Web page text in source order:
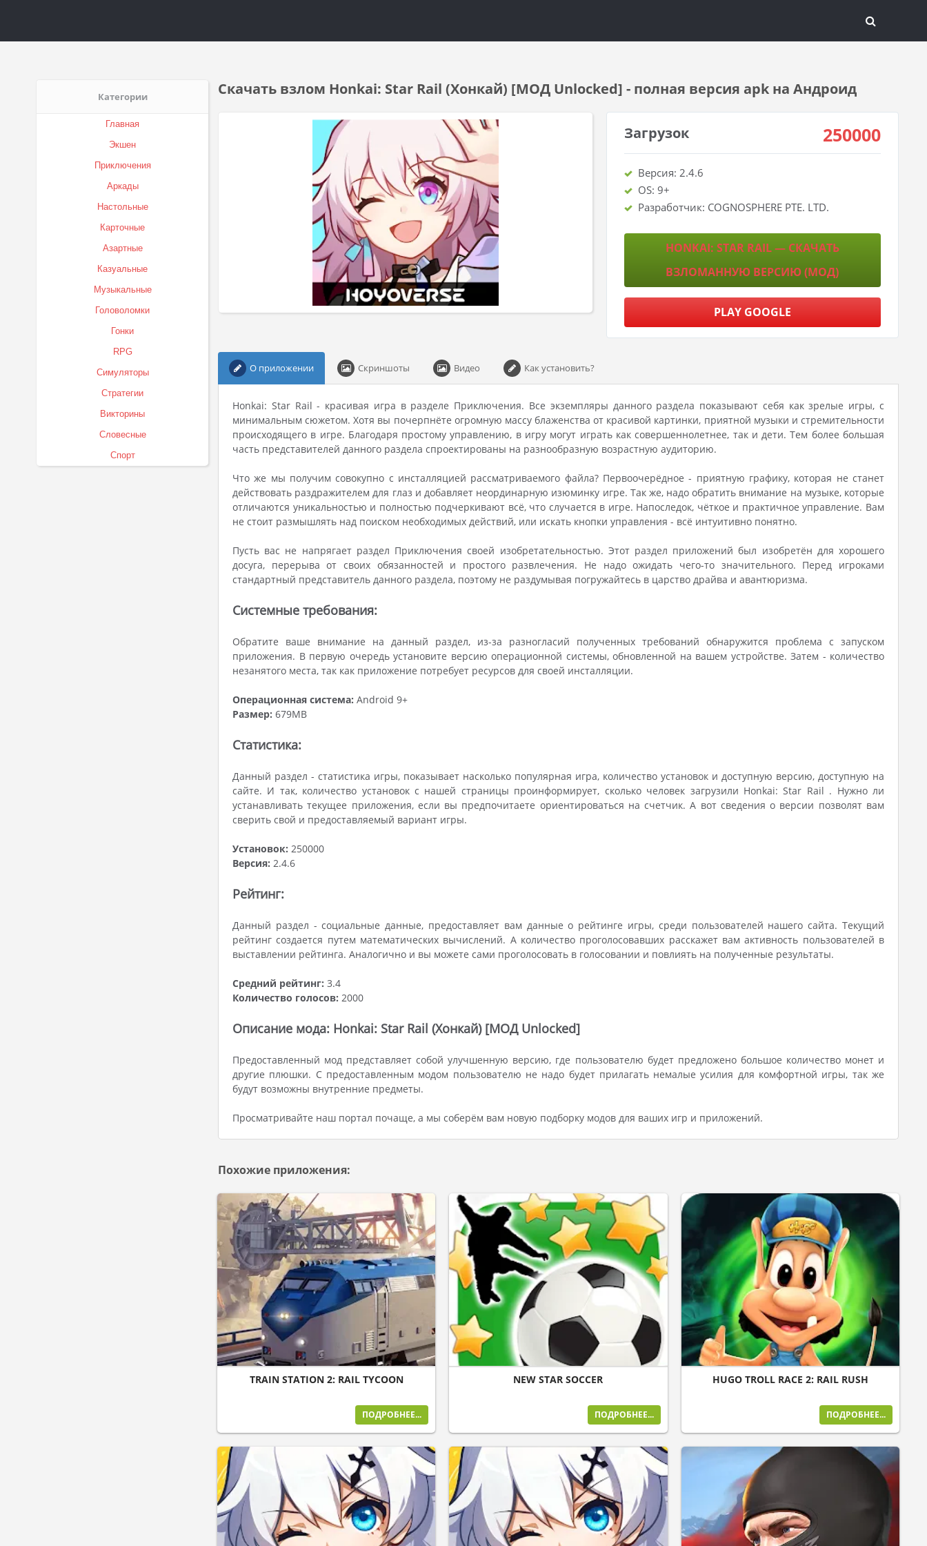
Категории
Главная
Экшен
Приключения
Аркады
Настольные
Карточные
Азартные
Казуальные
Музыкальные
Головоломки
Гонки
RPG
Симуляторы
Стратегии
Викторины
Словесные
Спорт
Скачать взлом Honkai: Star Rail (Хонкай) [МОД Unlocked] - полная версия apk на Андроид
Загрузок 250000
Версия: 2.4.6
OS: 9+
Разработчик: COGNOSPHERE PTE. LTD.
HONKAI: STAR RAIL — СКАЧАТЬ
ВЗЛОМАННУЮ ВЕРСИЮ (МОД)
PLAY GOOGLE
О приложении Скриншоты Видео Как установить?
Honkai: Star Rail - красивая игра в разделе Приключения. Все экземпляры данного раздела показывают себя как зрелые игры, с
минимальным сюжетом. Хотя вы почерпнёте огромную массу блаженства от красивой картинки, приятной музыки и стремительности
происходящего в игре. Благодаря простому управлению, в игру могут играть как совершеннолетнее, так и дети. Тем более большая
часть представителей данного раздела спроектированы на разнообразную возрастную аудиторию.
Что же мы получим совокупно с инсталляцией рассматриваемого файла? Первоочерёдное - приятную графику, которая не станет
действовать раздражителем для глаз и добавляет неординарную изюминку игре. Так же, надо обратить внимание на музыке, которые
отличаются уникальностью и полностью подчеркивают всё, что случается в игре. Напоследок, чёткое и практичное управление. Вам
не стоит размышлять над поиском необходимых действий, или искать кнопки управления - всё интуитивно понятно.
Пусть вас не напрягает раздел Приключения своей изобретательностью. Этот раздел приложений был изобретён для хорошего
досуга, перерыва от своих обязанностей и простого развлечения. Не надо ожидать чего-то значительного. Перед игроками
стандартный представитель данного раздела, поэтому не раздумывая погружайтесь в царство драйва и авантюризма.
Системные требования:
Обратите ваше внимание на данный раздел, из-за разногласий полученных требований обнаружится проблема с запуском
приложения. В первую очередь установите версию операционной системы, обновленной на вашем устройстве. Затем - количество
незанятого места, так как приложение потребует ресурсов для своей инсталляции.
Операционная система: Android 9+
Размер: 679MB
Статистика:
Данный раздел - статистика игры, показывает насколько популярная игра, количество установок и доступную версию, доступную на
сайте. И так, количество установок с нашей страницы проинформирует, сколько человек загрузили Honkai: Star Rail . Нужно ли
устанавливать текущее приложения, если вы предпочитаете ориентироваться на счетчик. А вот сведения о версии позволят вам
сверить свой и предоставляемый вариант игры.
Установок: 250000
Версия: 2.4.6
Рейтинг:
Данный раздел - социальные данные, предоставляет вам данные о рейтинге игры, среди пользователей нашего сайта. Текущий
рейтинг создается путем математических вычислений. А количество проголосовавших расскажет вам активность пользователей в
выставлении рейтинга. Аналогично и вы можете сами проголосовать в голосовании и повлиять на полученные результаты.
Средний рейтинг: 3.4
Количество голосов: 2000
Описание мода: Honkai: Star Rail (Хонкай) [МОД Unlocked]
Предоставленный мод представляет собой улучшенную версию, где пользователю будет предложено большое количество монет и
другие плюшки. С предоставленным модом пользователю не надо будет прилагать немалые усилия для комфортной игры, так же
будут возможны внутренние предметы.
Просматривайте наш портал почаще, а мы соберём вам новую подборку модов для ваших игр и приложений.
Похожие приложения:
TRAIN STATION 2: RAIL TYCOON
ПОДРОБНЕЕ...
NEW STAR SOCCER
ПОДРОБНЕЕ...
HUGO TROLL RACE 2: RAIL RUSH
ПОДРОБНЕЕ...